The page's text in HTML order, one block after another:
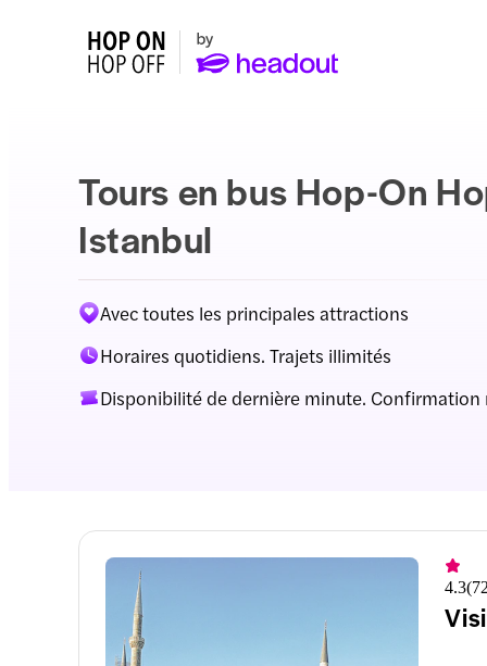
Tours en bus Hop-On
Istanbul
Avec toutes les principales attractions
Horaires quotidiens. Trajets illimités
Disponibilité de dernière minute. Confirmation
4.3(